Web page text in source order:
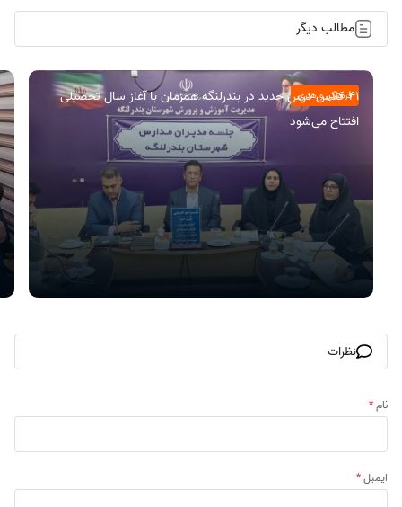
مطالب دیگر
فرهنگی و هنری
۴۱ کلاس درس جدید در بندرلنگه همزمان با آغاز سال تحصیلی
افتتاح می‌شود
نظرات
نام*
ایمیل*